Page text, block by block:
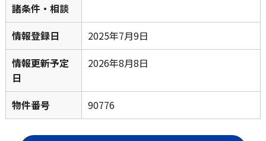
諸条件・相談
情報登録日
2025年7月9日
情報更新予定
日
2026年8月8日
物件番号 90776